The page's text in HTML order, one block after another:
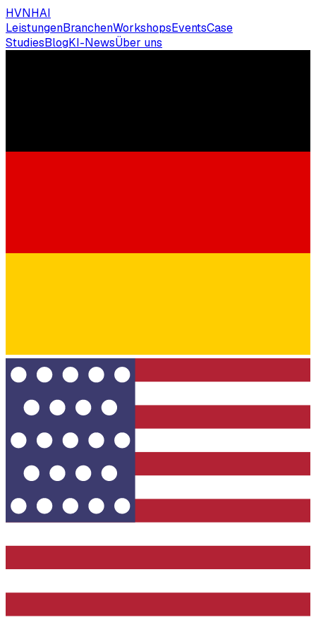
HVNHAI
LeistungenBranchenWorkshopsEventsCase
StudiesBlogKI-NewsÜber uns